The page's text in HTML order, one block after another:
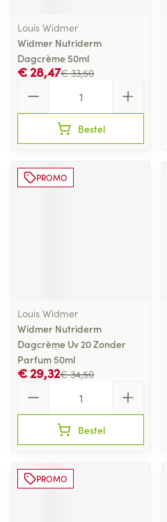
Louis Widmer
Widmer Nutriderm
Dagcrème 50ml
€ 33,50
€ 28,47
Bestel
PROMO
Louis Widmer
Widmer Nutriderm
Dagcrème Uv 20 Zonder
Parfum 50ml
€ 34,50
€ 29,32
Bestel
PROMO